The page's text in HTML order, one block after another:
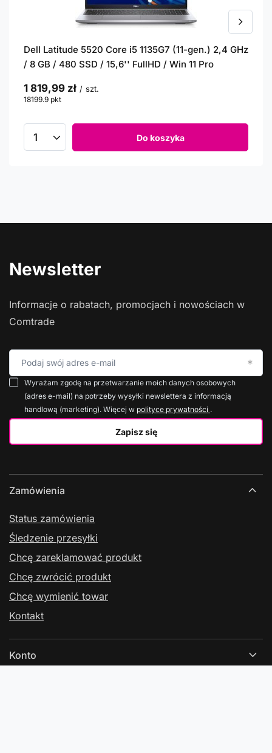
Dell Latitude 5520 Core i5 1135G7 (11-gen.) 2,4 GHz
/ 8 GB / 480 SSD / 15,6'' FullHD / Win 11 Pro
1 819,99 zł / szt.
18199.9 pkt
Do koszyka
Newsletter
Informacje o rabatach, promocjach i nowościach w
Comtrade
Podaj swój adres e-mail
Zapisz się
Wyrażam zgodę na przetwarzanie moich danych osobowych
(adres e-mail) na potrzeby wysyłki newslettera z informacją
handlową (marketing). Więcej w polityce prywatności .
Zamówienia
Status zamówienia
Śledzenie przesyłki
Chcę zareklamować produkt
Chcę zwrócić produkt
Chcę wymienić towar
Kontakt
Konto